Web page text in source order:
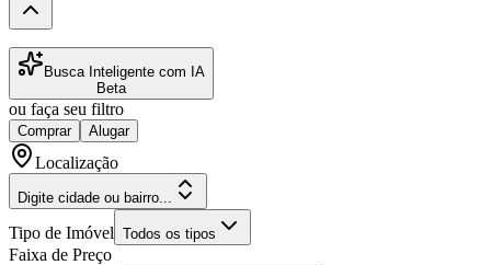
Busca Inteligente com IA
Beta
ou faça seu filtro
Comprar Alugar
Localização
Digite cidade ou bairro...
Tipo de Imóvel Todos os tipos
Faixa de Preço